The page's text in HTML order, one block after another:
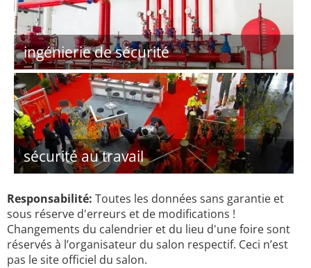
ingénierie de sécurité
sécurité au travail
Responsabilité: Toutes les données sans garantie et
sous réserve d'erreurs et de modifications !
Changements du calendrier et du lieu d'une foire sont
réservés à l’organisateur du salon respectif. Ceci n’est
pas le site officiel du salon.